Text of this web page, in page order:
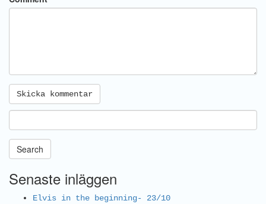
Search
Senaste inläggen
Elvis in the beginning- 23/10